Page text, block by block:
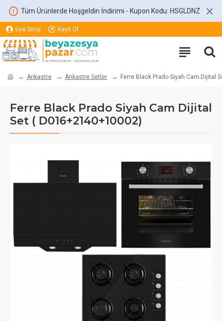
Tüm Ürünlerde Hoşgeldin İndirimi - Kupon Kodu: HSGLDNZ
Üye Girişi Kayıt Ol
Ankastre Ankastre Setler Ferre Black Prado Siyah Cam Dijital
Ferre Black Prado Siyah Cam Dijital
Set ( D016+2140+10002)